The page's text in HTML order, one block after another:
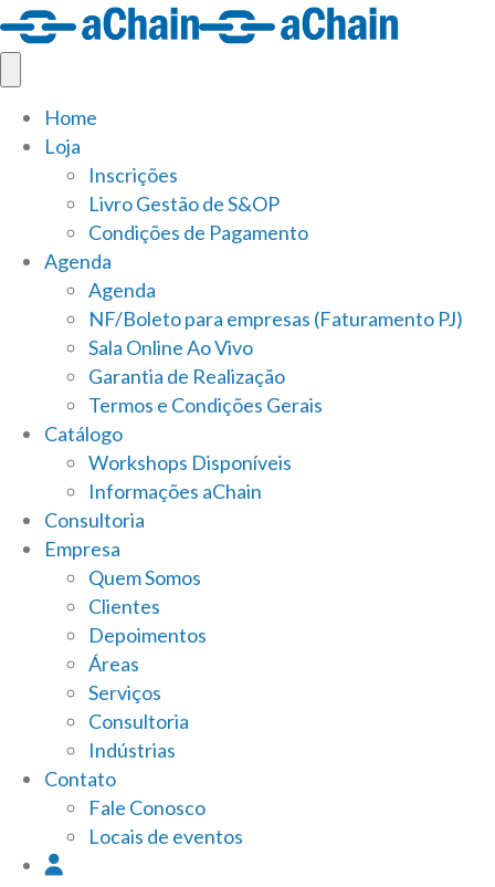
Home
Loja
Inscrições
Livro Gestão de S&OP
Condições de Pagamento
Agenda
Agenda
NF/Boleto para empresas (Faturamento PJ)
Sala Online Ao Vivo
Garantia de Realização
Termos e Condições Gerais
Catálogo
Workshops Disponíveis
Informações aChain
Consultoria
Empresa
Quem Somos
Clientes
Depoimentos
Áreas
Serviços
Consultoria
Indústrias
Contato
Fale Conosco
Locais de eventos